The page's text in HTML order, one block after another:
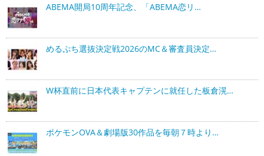
ABEMA開局10周年記念、「ABEMA恋リ…
めるぷち選抜決定戦2026のMC＆審査員決定…
W杯直前に日本代表キャプテンに就任した板倉滉…
ポケモンOVA＆劇場版30作品を毎朝７時より…